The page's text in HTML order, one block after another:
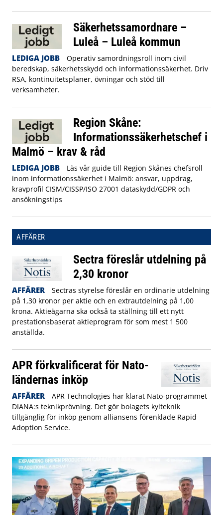
Säkerhetssamordnare –
Luleå – Luleå kommun
LEDIGA JOBB
Operativ samordningsroll inom civil
beredskap, säkerhetsskydd och informationssäkerhet. Driv
RSA, kontinuitetsplaner, övningar och stöd till
verksamheter.
Region Skåne:
Informationssäkerhetschef i
Malmö – krav & råd
LEDIGA JOBB
Läs vår guide till Region Skånes chefsroll
inom informationssäkerhet i Malmö: ansvar, uppdrag,
kravprofil CISM/CISSP/ISO 27001 dataskydd/GDPR och
ansökningstips
AFFÄRER
Sectra föreslår utdelning på
2,30 kronor
AFFÄRER
Sectras styrelse föreslår en ordinarie utdelning
på 1,30 kronor per aktie och en extrautdelning på 1,00
krona. Aktieägarna ska också ta ställning till ett nytt
prestationsbaserat aktieprogram för som mest 1 500
anställda.
APR förkvalificerat för Nato-
ländernas inköp
AFFÄRER
APR Technologies har klarat Nato-programmet
DIANA:s teknikprövning. Det gör bolagets kylteknik
tillgänglig för inköp genom alliansens förenklade Rapid
Adoption Service.